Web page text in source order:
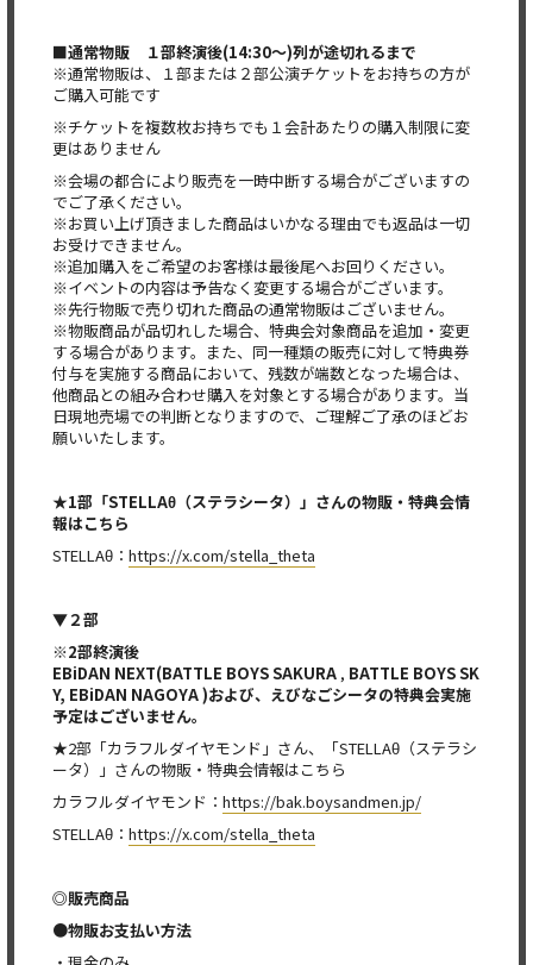
■通常物販 １部終演後(14:30〜)列が途切れるまで
※通常物販は、１部または２部公演チケットをお持ちの方が
ご購入可能です
※チケットを複数枚お持ちでも１会計あたりの購入制限に変
更はありません
※会場の都合により販売を一時中断する場合がございますの
でご了承ください。
※お買い上げ頂きました商品はいかなる理由でも返品は一切
お受けできません。
※追加購入をご希望のお客様は最後尾へお回りください。
※イベントの内容は予告なく変更する場合がございます。
※先行物販で売り切れた商品の通常物販はございません。
※物販商品が品切れした場合、特典会対象商品を追加・変更
する場合があります。また、同一種類の販売に対して特典券
付与を実施する商品において、残数が端数となった場合は、
他商品との組み合わせ購入を対象とする場合があります。当
日現地売場での判断となりますので、ご理解ご了承のほどお
願いいたします。
★1部「STELLAθ （ステラシータ）」さんの物販・特典会情
報はこちら
STELLAθ： https://x.com/stella_theta
▼２部
※2部終演後
EBiDAN NEXT(BATTLE BOYS SAKURA , BATTLE BOYS SK
Y, EBiDAN NAGOYA )および、えびなごシータの特典会実施
予定はございません。
★2部「カラフルダイヤモンド」さん、「STELLAθ（ステラシ
ータ）」さんの物販・特典会情報はこちら
カラフルダイヤモンド： https://bak.boysandmen.jp/
STELLAθ： https://x.com/stella_theta
◎販売商品
●物販お支払い方法